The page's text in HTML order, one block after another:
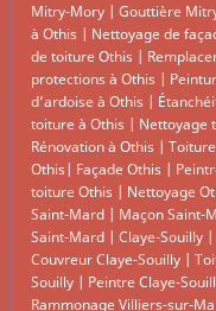
Mitry-Mory | Gouttière
à Othis | Nettoyage de
de toiture Othis |
protections à Othis |
d’ardoise à Othis |
toiture à Othis | Nettoyage
Rénovation à Othis |
Othis| Façade Othis |
toiture Othis | Nettoyage
Saint-Mard | Maçon Saint-
Saint-Mard | Claye-Souilly |
Couvreur Claye-Souilly |
Souilly | Peintre Claye-
Rammonage Villiers-sur-